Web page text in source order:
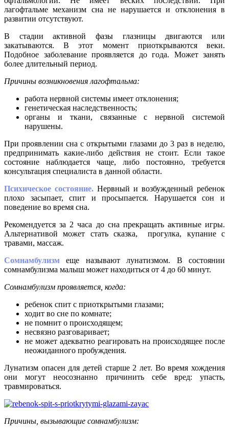
лагофтальме механизм сна не нарушается и отклонения в
развитии отсутствуют.
В стадии активной фазы глазницы двигаются или
закатываются. В этот момент приоткрываются веки.
Подобное заболевание проявляется до года. Может занять
более длительный период.
Причины возникновения лагофтальма:
работа нервной системы имеет отклонения;
генетическая наследственность;
органы и ткани, связанные с нервной системой
нарушены.
При проявлении сна с открытыми глазами до 3 раз в неделю,
предпринимать какие-либо действия не стоит. Если такое
состояние наблюдается чаще, либо постоянно, требуется
консультация специалиста в данной области.
Психическое состояние. Нервный и возбужденный ребенок
плохо засыпает, спит и просыпается. Нарушается сон и
поведение во время сна.
Рекомендуется за 2 часа до сна прекращать активные игры.
Альтернативой может стать сказка, прогулка, купание с
травами, массаж.
Сомнамбулизм еще называют лунатизмом. В состоянии
сомнамбулизма малыш может находиться от 4 до 60 минут.
Сомнамбулизм проявляется, когда:
ребенок спит с приоткрытыми глазами;
ходит во сне по комнате;
не помнит о происходящем;
несвязно разговаривает;
не может адекватно реагировать на происходящее после
неожиданного пробуждения.
Лунатизм опасен для детей старше 2 лет. Во время хождения
они могут неосознанно причинить себе вред: упасть,
травмироваться.
Причины, вызывающие сомнамбулизм: